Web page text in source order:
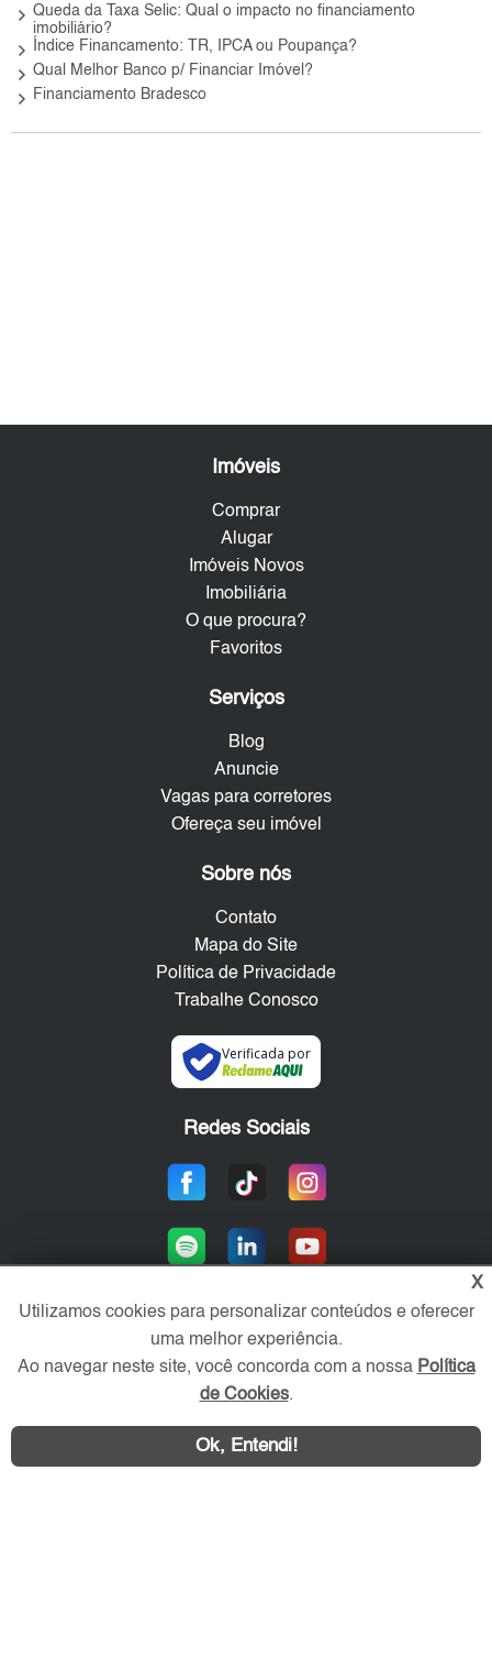
keyboard_arrow_right Queda da Taxa Selic: Qual o impacto no financiamento
imobiliário?
keyboard_arrow_right Índice Financamento: TR, IPCA ou Poupança?
keyboard_arrow_right Qual Melhor Banco p/ Financiar Imóvel?
keyboard_arrow_right Financiamento Bradesco
WhatsApp Contatar
Imóveis
Comprar
Alugar
Imóveis Novos
Imobiliária
O que procura?
Favoritos
Serviços
Blog
Anuncie
Vagas para corretores
Ofereça seu imóvel
Sobre nós
Contato
Mapa do Site
Política de Privacidade
Trabalhe Conosco
Verificada por
Redes Sociais
Área exclusiva aos anunciantes,
acesse sua conta:
X
Utilizamos cookies para personalizar conteúdos e oferecer
uma melhor experiência.
Ao navegar neste site, você concorda com a nossa Política
de Cookies.
Ok, Entendi!